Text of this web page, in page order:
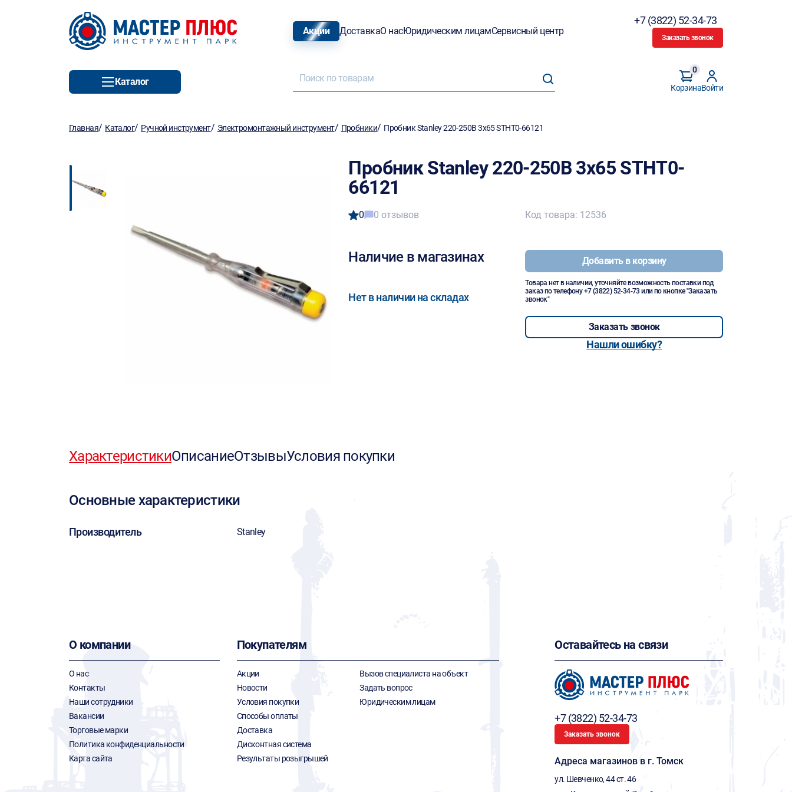
Акции ДоставкаО насЮридическим лицамСервисный центр
+7 (3822) 52-34-73
Заказать звонок
Каталог
Корзина
0
Войти
Главная/ Каталог/ Ручной инструмент/ Электромонтажный инструмент/ Пробники/ Пробник Stanley 220-250В 3х65 STHT0-66121
Пробник Stanley 220-250В 3х65 STHT0-
66121
0 0 отзывов
Наличие в магазинах
Нет в наличии на складах
Код товара: 12536
Добавить в корзину
Товара нет в наличии, уточняйте возможность поставки под
заказ по телефону+7 (3822) 52-34-73 или по кнопке "Заказать
звонок"
Заказать звонок
Нашли ошибку?
ХарактеристикиОписаниеОтзывыУсловия покупки
Основные характеристики
Производитель Stanley
О компании
О нас
Контакты
Наши сотрудники
Вакансии
Торговые марки
Политика конфиденциальности
Карта сайта
Покупателям
Акции
Новости
Условия покупки
Способы оплаты
Доставка
Дисконтная система
Результаты розыгрышей
Вызов специалиста на объект
Задать вопрос
Юридическим лицам
Оставайтесь на связи
+7 (3822) 52-34-73
Заказать звонок
Адреса магазинов в г. Томск
ул. Шевченко, 44 ст. 46